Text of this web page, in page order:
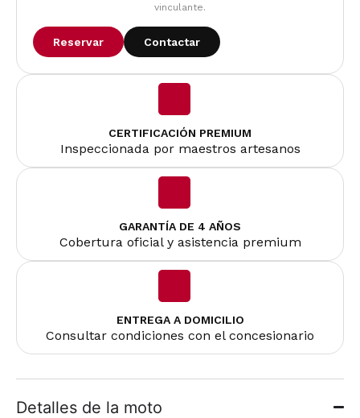
Detalles de la moto
vinculante.
Reservar Contactar
CERTIFICACIÓN PREMIUM
Inspeccionada por maestros artesanos
GARANTÍA DE 4 AÑOS
Cobertura oficial y asistencia premium
ENTREGA A DOMICILIO
Consultar condiciones con el concesionario